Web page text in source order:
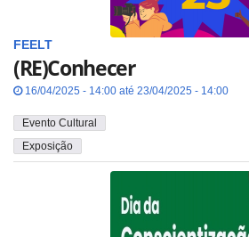
FEELT
(RE)Conhecer
16/04/2025 - 14:00 até 23/04/2025 - 14:00
Evento Cultural
Exposição